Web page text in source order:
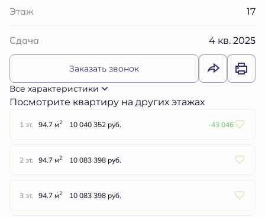
Этаж 17
Сдача 4 кв. 2025
Заказать звонок
Все характеристики
Посмотрите квартиру на других этажах
1 эт. 94.7 м2 10 040 352 руб. -43 046
2 эт. 94.7 м2 10 083 398 руб.
3 эт. 94.7 м2 10 083 398 руб.